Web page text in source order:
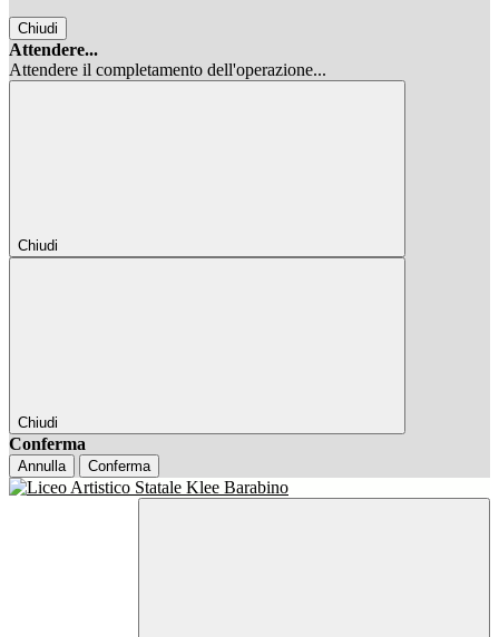
Chiudi
Attendere...
Attendere il completamento dell'operazione...
Chiudi
Chiudi
Conferma
Annulla Conferma